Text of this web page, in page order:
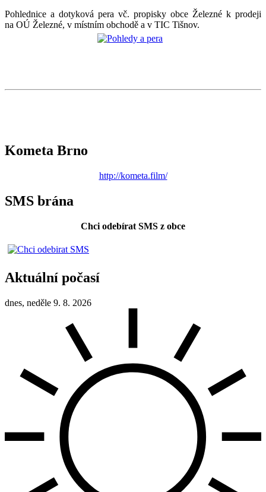
Pohlednice a dotyková pera vč. propisky obce Železné k prodeji
na OÚ Železné, v místním obchodě a v TIC Tišnov.
Kometa Brno
http://kometa.film/
SMS brána
Chci odebírat SMS z obce
Aktuální počasí
dnes, neděle 9. 8. 2026